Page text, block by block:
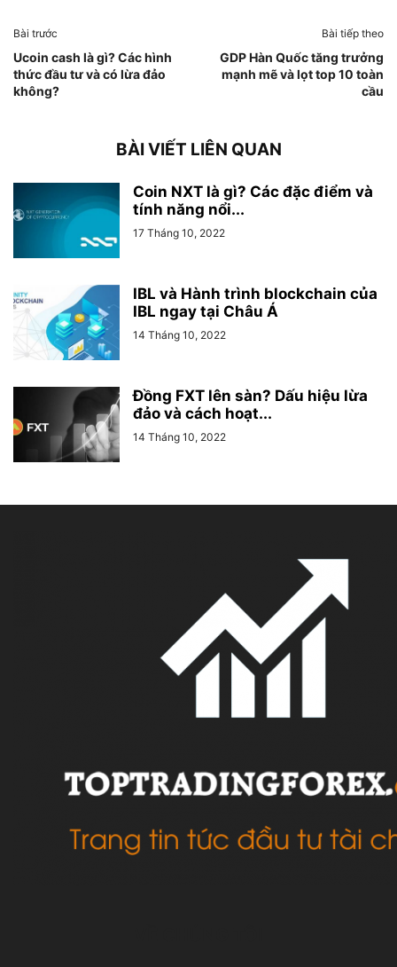
Bài trước
Ucoin cash là gì? Các hình
thức đầu tư và có lừa đảo
không?
Bài tiếp theo
GDP Hàn Quốc tăng trưởng
mạnh mẽ và lọt top 10 toàn
cầu
BÀI VIẾT LIÊN QUAN
Coin NXT là gì? Các đặc điểm và
tính năng nổi...
17 Tháng 10, 2022
IBL và Hành trình blockchain của
IBL ngay tại Châu Á
14 Tháng 10, 2022
Đồng FXT lên sàn? Dấu hiệu lừa
đảo và cách hoạt...
14 Tháng 10, 2022